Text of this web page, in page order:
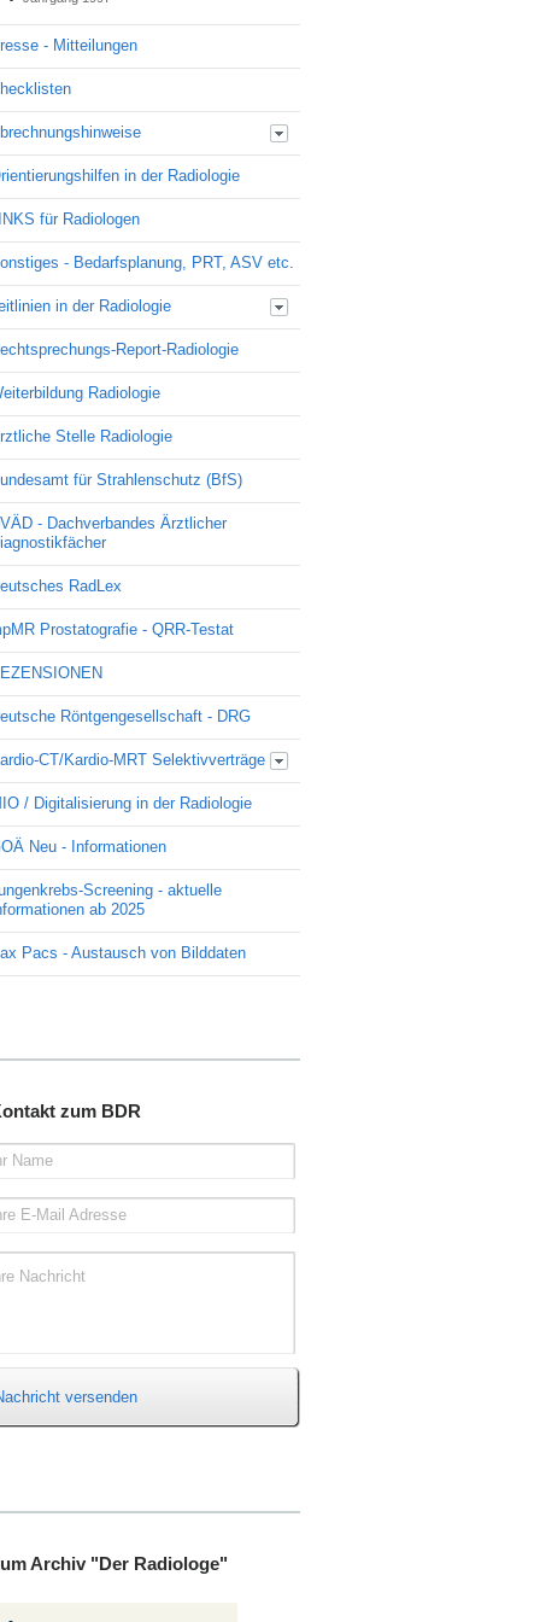
Ausgabe 10-1999
Ausgabe 09-1999
Ausgabe 08-1999
Ausgabe 07-1999
Ausgabe 05-1999
Ausgabe 04-1999
Ausgabe 02-1999
Ausgabe 01-1999
Ausgabe 11-1998
Ausgabe 10-1998
Ausgabe 08-1998
- Mitteilungen
EBM - Ihre Fragen - unsere Antworten
in der Radiologie
für Radiologen
- Bedarfsplanung, PRT, ASV etc.
in der Radiologie
QualitätssicherungReport-Radiologie
Radiologie
Stelle Radiologie
für Strahlenschutz (BfS)
- Dachverbandes Ärztlicher
RadLex
Prostatografie - QRR-Testat
Röntgengesellschaft - DRG
CT/Kardio-MRT Selektivverträge
/ Digitalisierung in der Radiologie
Neu - Informationen
Screening - aktuelle
ab 2025
Pacs - Austausch von Bilddaten
zum BDR
Name
E-Mail Adresse
Nachricht
versenden
Archiv "Der Radiologe"